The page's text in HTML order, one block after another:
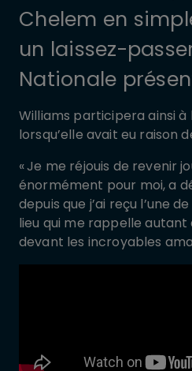
Chelem en
un laissez-
Nationale
Williams participera ainsi à
lorsqu’elle avait eu raison
« Je me réjouis de revenir
énormément pour moi, a
depuis que j’ai reçu l’une
lieu qui me rappelle autant
devant les incroyables